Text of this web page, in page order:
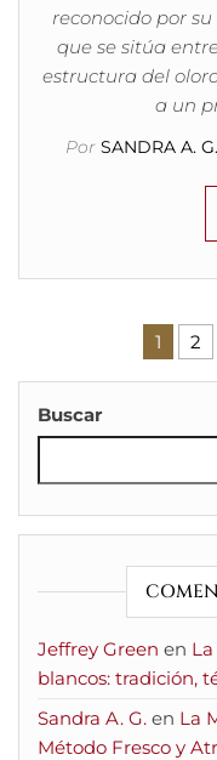
reconocido por
que se sitúa
estructura del
a un
Por SANDRA A. G.
1 2
Buscar
Jeffrey Green en
blancos: tradición,
Sandra A. G. en La
Método Fresco y